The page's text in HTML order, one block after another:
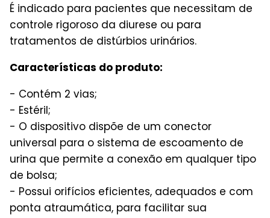
É indicado para pacientes que necessitam de
controle rigoroso da diurese ou para
tratamentos de distúrbios urinários.
Características do produto:
- Contém 2 vias;
- Estéril;
- O dispositivo dispõe de um conector
universal para o sistema de escoamento de
urina que permite a conexão em qualquer tipo
de bolsa;
- Possui orifícios eficientes, adequados e com
ponta atraumática, para facilitar sua